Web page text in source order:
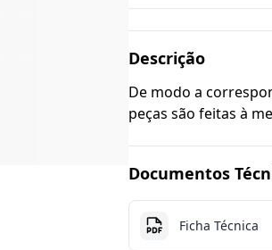
Descrição
De modo a
peças são feitas à
Documentos
Ficha Técnica